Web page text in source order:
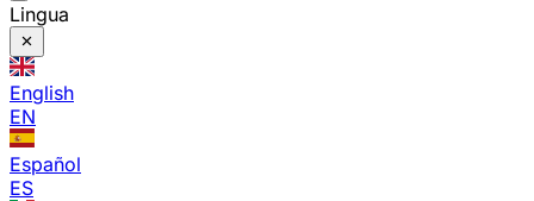
Lingua
English
EN
Español
ES